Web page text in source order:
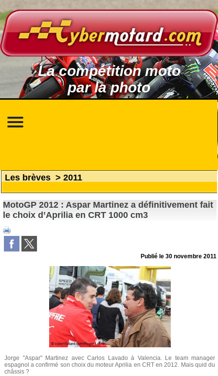
La compétition moto
par la photo
Les brèves > 2011
MotoGP 2012 : Aspar Martinez a définitivement fait
le choix d’Aprilia en CRT 1000 cm3
Publié le30 novembre 2011
Jorge "Aspar" Martinez avec Carlos Lavado à Valencia. Le team manager
espagnol a confirmé son choix du moteur Aprilia en CRT en 2012. Mais quid du
châssis ?